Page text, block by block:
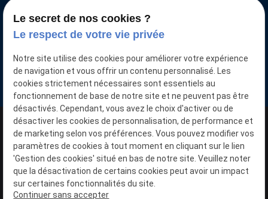
15 Pl. de la Gare
59136 WAVRIN
N° SIRET : 40357091400032
Plan du site
Mentions légales
Le secret de nos cookies ?
Le respect de votre vie privée
Notre site utilise des cookies pour améliorer votre expérience
de navigation et vous offrir un contenu personnalisé. Les
cookies strictement nécessaires sont essentiels au
fonctionnement de base de notre site et ne peuvent pas être
désactivés. Cependant, vous avez le choix d'activer ou de
désactiver les cookies de personnalisation, de performance et
de marketing selon vos préférences. Vous pouvez modifier vos
paramètres de cookies à tout moment en cliquant sur le lien
'Gestion des cookies' situé en bas de notre site. Veuillez noter
que la désactivation de certains cookies peut avoir un impact
sur certaines fonctionnalités du site.
Continuer sans accepter